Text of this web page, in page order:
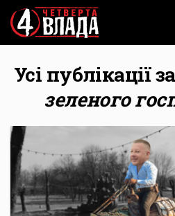
Перейти
до
основного
вмісту
Усі публікації
зеленого